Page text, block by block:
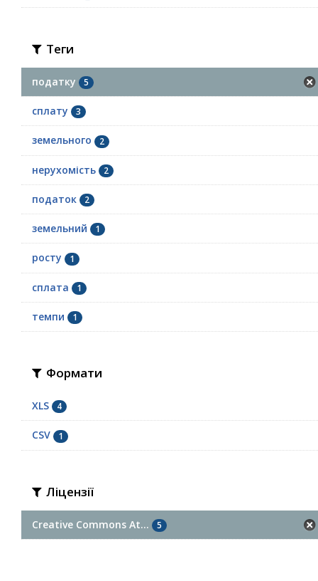
Теги
податку 5
сплату 3
земельного 2
нерухомість 2
податок 2
земельний 1
росту 1
сплата 1
темпи 1
Формати
XLS 4
CSV 1
Ліцензії
Creative Commons At... 5